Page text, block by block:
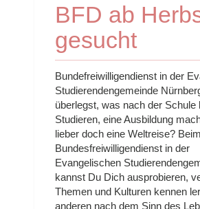
BFD ab
gesucht
Bundefreiwilligendienst in der
Studierendengemeinde
überlegst, was nach der Schule
Studieren, eine Ausbildung
lieber doch eine Weltreise? Beim
Bundesfreiwilligendienst in der
Evangelischen
kannst Du Dich ausprobieren,
Themen und Kulturen kennen
anderen nach dem Sinn des